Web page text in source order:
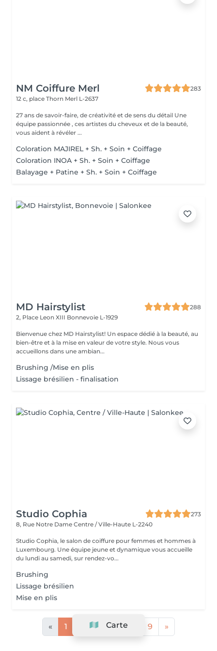
NM Coiffure Merl
283
12 c, place Thorn Merl L-2637
27 ans de savoir-faire, de créativité et de sens du détail Une
équipe passionnée , ces artistes du cheveux et de la beauté,
vous aident à révéler ...
Coloration MAJIREL + Sh. + Soin + Coiffage
Coloration INOA + Sh. + Soin + Coiffage
Balayage + Patine + Sh. + Soin + Coiffage
MD Hairstylist
288
2, Place Leon XIII Bonnevoie L-1929
Bienvenue chez MD Hairstylist! Un espace dédié à la beauté, au
bien-être et à la mise en valeur de votre style. Nous vous
accueillons dans une ambian...
Brushing /Mise en plis
Lissage brésilien - finalisation
Studio Cophia
273
8, Rue Notre Dame Centre / Ville-Haute L-2240
Studio Cophia, le salon de coiffure pour femmes et hommes à
Luxembourg. Une équipe jeune et dynamique vous accueille
du lundi au samedi, sur rendez-vo...
Brushing
Lissage brésilien
Mise en plis
« 1 3 4 9 »
Carte